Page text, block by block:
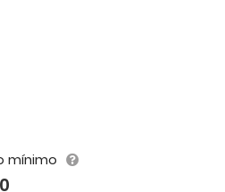
mínimo